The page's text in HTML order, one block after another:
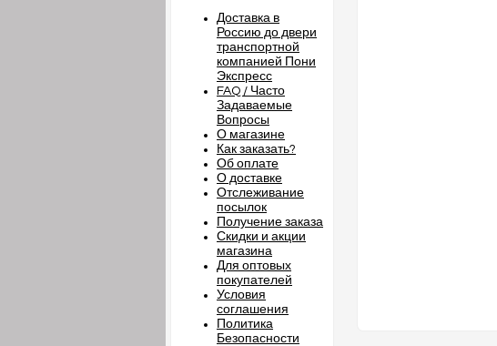
Доставка в
Россию до двери
транспортной
компанией Пони
Экспресс
FAQ / Часто
Задаваемые
Вопросы
О магазине
Как заказать?
Об оплате
О доставке
Отслеживание
посылок
Получение заказа
Скидки и акции
магазина
Для оптовых
покупателей
Условия
соглашения
Политика
Безопасности